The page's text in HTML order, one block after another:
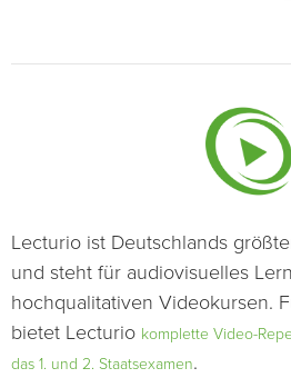
Lecturio ist Deutschlands
und steht für audiovisuelles
hochqualitativen Videokursen.
bietet Lecturio komplette Video-
das 1. und 2. Staatsexamen.